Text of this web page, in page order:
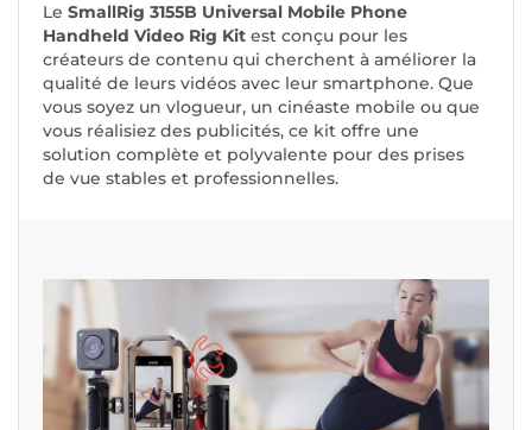
Le SmallRig 3155B Universal Mobile Phone
Handheld Video Rig Kit est conçu pour les
créateurs de contenu qui cherchent à améliorer la
qualité de leurs vidéos avec leur smartphone. Que
vous soyez un vlogueur, un cinéaste mobile ou que
vous réalisiez des publicités, ce kit offre une
solution complète et polyvalente pour des prises
de vue stables et professionnelles.